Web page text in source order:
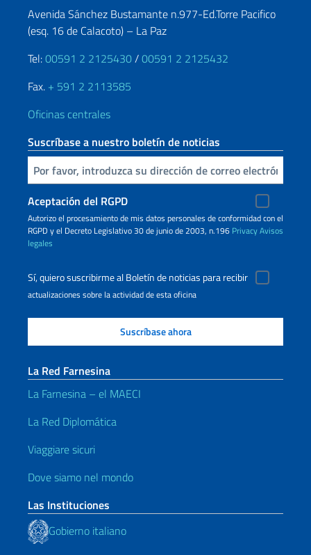
Avenida Sánchez Bustamante n.977-Ed.Torre Pacifico
(esq. 16 de Calacoto) – La Paz
Tel:00591 2 2125430/00591 2 2125432
Fax. + 591 2 2113585
Oficinas centrales
Suscríbase a nuestro boletín de noticias
Inserta tu correo electronico
Aceptación del RGPD
Autorizo ​​el procesamiento de mis datos personales de conformidad con el
RGPD y el Decreto Legislativo 30 de junio de 2003, n.196 PrivacyAvisos
legales
Sí, quiero suscribirme al Boletín de noticias para recibir
actualizaciones sobre la actividad de esta oficina
La Red Farnesina
La Farnesina – el MAECI
La Red Diplomática
Viaggiare sicuri
Dove siamo nel mondo
Las Instituciones
Gobierno italiano